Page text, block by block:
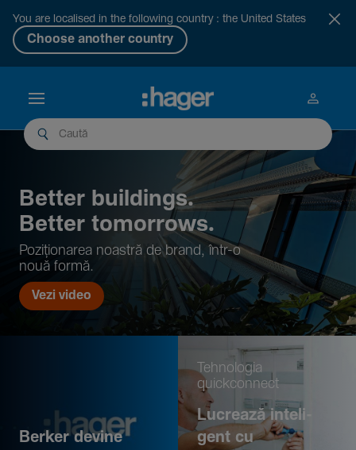
You are localised in the following country : the United States
Choose another country
Better buil­dings.
Better tomor­rows.
Pozi­țio­narea noastră de brand, într-o
nouă formă.
Vezi video
Berker devine
Tehno­logia
quickconnect
Lucrează inte­li­
gent cu